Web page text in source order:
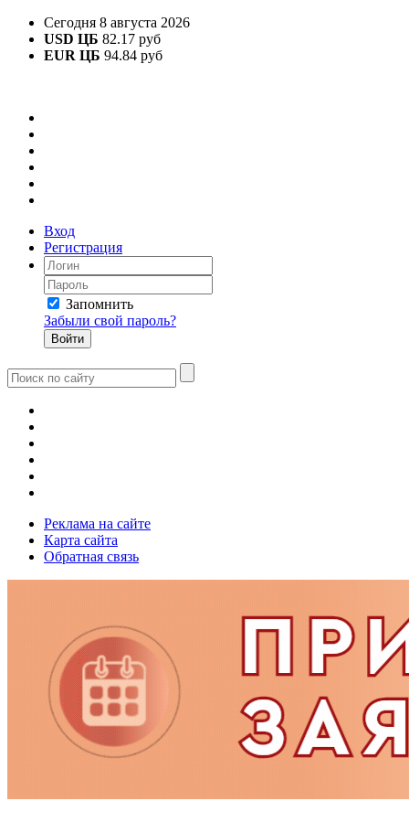
Сегодня 8 августа 2026
USD ЦБ 82.17 руб
EUR ЦБ 94.84 руб
Вход
Регистрация
Запомнить
Забыли свой пароль?
Реклама на сайте
Карта сайта
Обратная связь